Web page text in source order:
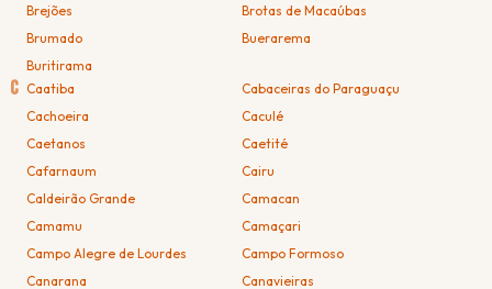
Brejões
Brotas de Macaúbas
Brumado
Buerarema
Buritirama
C Caatiba
Cabaceiras do Paraguaçu
Cachoeira
Caculé
Caetanos
Caetité
Cafarnaum
Cairu
Caldeirão Grande
Camacan
Camamu
Camaçari
Campo Alegre de Lourdes
Campo Formoso
Canarana
Canavieiras